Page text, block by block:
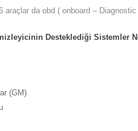
da obd ( onboard –
Desteklediği Sistemler
(GM)